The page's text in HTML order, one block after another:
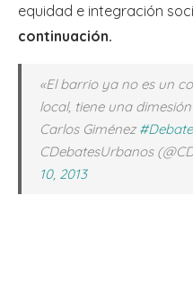
equidad e integración
continuación.
«El barrio ya no es un
local, tiene una
Carlos Giménez
CDebatesUrbanos
10, 2013